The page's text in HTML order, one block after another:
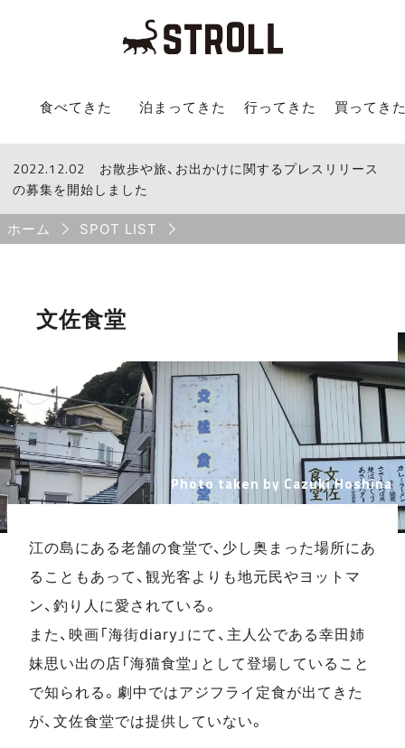
STROLL Menu
食べてきた 泊まってきた 行ってきた 買ってき
STROLLからのお知らせ
2022.12.02
お散歩や旅、お出かけに関するプレスリリース
の募集を開始しました
Breadcrumb
ホーム SPOT LIST
文佐食堂
Photo taken by Cazuki Hoshina
江の島にある老舗の食堂で、少し奥まった場所にあ
ることもあって、観光客よりも地元民やヨットマ
ン、釣り人に愛されている。
また、映画「海街diary」にて、主人公である幸田姉
妹思い出の店「海猫食堂」として登場していること
で知られる。劇中ではアジフライ定食が出てきた
が、文佐食堂では提供していない。